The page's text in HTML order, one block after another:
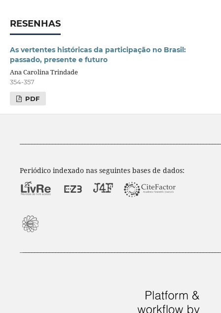
RESENHAS
As vertentes históricas da participação no Brasil:
passado, presente e futuro
Ana Carolina Trindade
354-357
PDF
Periódico indexado nas seguintes bases de dados: